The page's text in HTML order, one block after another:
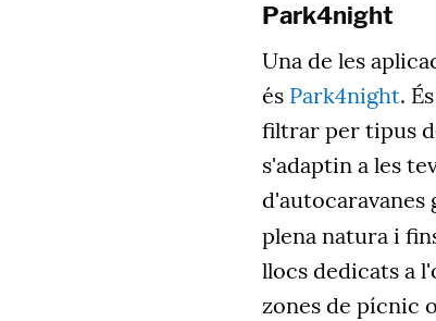
Park4night
Una de les
és Park4night.
filtrar per tipus
s'adaptin a les
d'autocaravanes
plena natura i
llocs dedicats a
zones de pícnic